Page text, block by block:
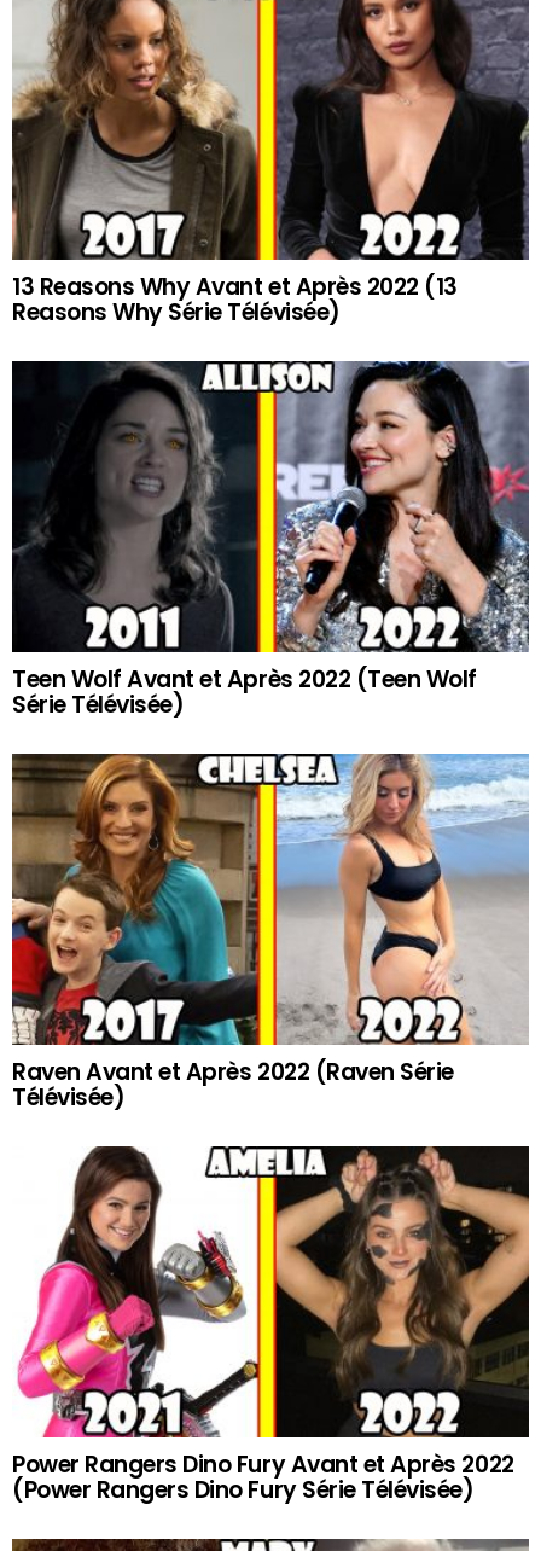
13 Reasons Why Avant et Après 2022 (13
Reasons Why Série Télévisée)
Teen Wolf Avant et Après 2022 (Teen Wolf
Série Télévisée)
Raven Avant et Après 2022 (Raven Série
Télévisée)
Power Rangers Dino Fury Avant et Après 2022
(Power Rangers Dino Fury Série Télévisée)